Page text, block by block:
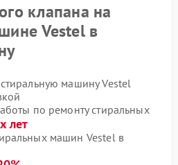
клапана на
Vestel в
машину Vestel
по ремонту стиральных
лет
машин Vestel в